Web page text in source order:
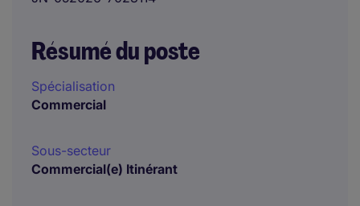
Résumé du poste
Spécialisation
Commercial
Sous-secteur
Commercial(e) Itinérant